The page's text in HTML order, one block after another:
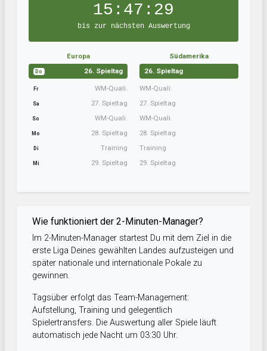
15:47:28
bis zur nächsten Auswertung
Europa
Do 26. Spieltag
Fr WM-Quali.
Sa 27. Spieltag
So WM-Quali.
Mo 28. Spieltag
Di Training
Mi 29. Spieltag
Südamerika
26. Spieltag
WM-Quali.
27. Spieltag
WM-Quali.
28. Spieltag
Training
29. Spieltag
Wie funktioniert der 2-Minuten-Manager?
Im 2-Minuten-Manager startest Du mit dem Ziel in die
erste Liga Deines gewählten Landes aufzusteigen und
später nationale und internationale Pokale zu
gewinnen.
Tagsüber erfolgt das Team-Management:
Aufstellung, Training und gelegentlich
Spielertransfers. Die Auswertung aller Spiele läuft
automatisch jede Nacht um 03:30 Uhr.